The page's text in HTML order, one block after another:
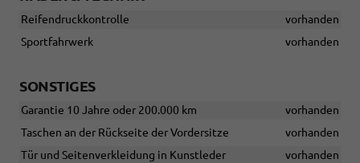
Reifendruckkontrolle
vorhanden
Sportfahrwerk
vorhanden
SONSTIGES
Garantie 10 Jahre oder 200.000 km
vorhanden
Taschen an der Rückseite der Vordersitze
vorhanden
Tür und Seitenverkleidung in Kunstleder
vorhanden